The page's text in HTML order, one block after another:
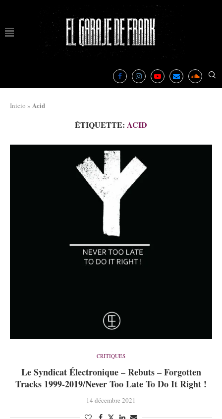
Inicio » Acid
ÉTIQUETTE: ACID
CRITIQUES
Le Syndicat Électronique – Rebuts – Forgotten
Tracks 1999-2019/Never Too Late To Do It Right !
14 décembre 2021